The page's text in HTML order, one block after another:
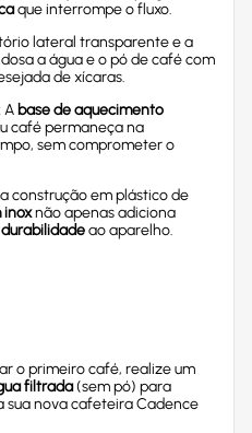
que interrompe o fluxo.
lateral transparente e a
a água e o pó de café com
de xícaras.
A base de aquecimento
café permaneça na
sem comprometer o
construção em plástico de
inoxnão apenas adiciona
durabilidadeao aparelho.
o primeiro café, realize um
filtrada(sem pó) para
sua nova cafeteira Cadence